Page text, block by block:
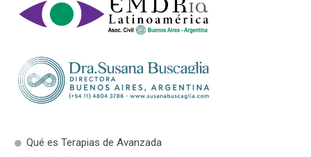
Qué es Terapias de Avanzada